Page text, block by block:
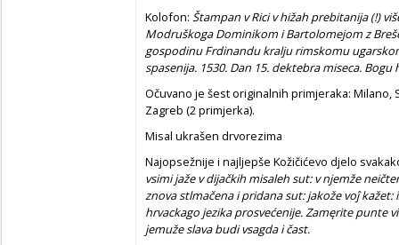
Kolofon: Štampan v Rici v hižah prebitanija (!)
Modruškoga Dominikom i Bartolomejom z
gospodinu Frdinandu kralju rimskomu
spasenija. 1530. Dan 15. dektebra miseca. Bogu
Očuvano je šest originalnih primjeraka: Milano,
Zagreb (2 primjerka).
Misal ukrašen drvorezima
Najopsežnije i najljepše Kožičićevo djelo
vsimi jaže v dijačkih misaleh sut: v njemže neič
znova stlmačena i pridana sut: jakože voĵ kažet:
hrvackago jezika prosvećenije. Zamęrite punte
jemuže slava budi vsagda ičast.